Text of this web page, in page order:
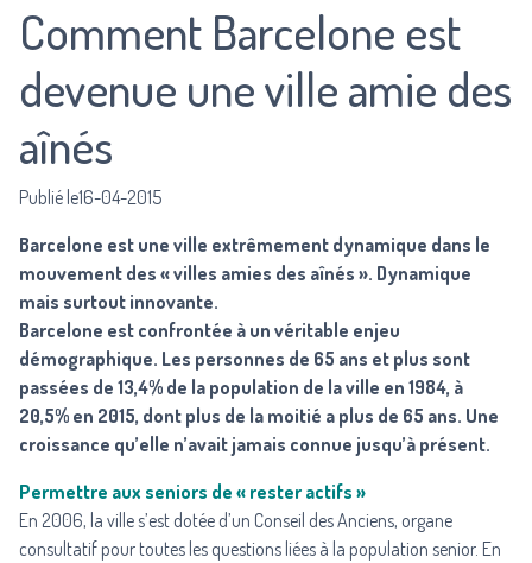
Comment Barcelone est
devenue une ville amie des
aînés
Publié le16-04-2015
Barcelone est une ville extrêmement dynamique dans le
mouvement des « villes amies des aînés ». Dynamique
mais surtout innovante.
Barcelone est confrontée à un véritable enjeu
démographique. Les personnes de 65 ans et plus sont
passées de 13,4% de la population de la ville en 1984, à
20,5% en 2015, dont plus de la moitié a plus de 65 ans. Une
croissance qu’elle n’avait jamais connue jusqu’à présent.
Permettre aux seniors de « rester actifs »
En 2006, la ville s’est dotée d’un Conseil des Anciens, organe
consultatif pour toutes les questions liées à la population senior. En